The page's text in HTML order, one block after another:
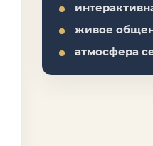
живое
атмосфера